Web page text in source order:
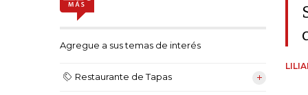
Agregue a sus temas de interés
Restaurante de Tapas